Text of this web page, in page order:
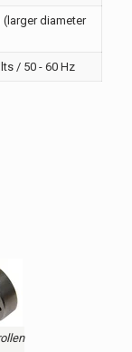
(larger diameter
/ 50 - 60 Hz